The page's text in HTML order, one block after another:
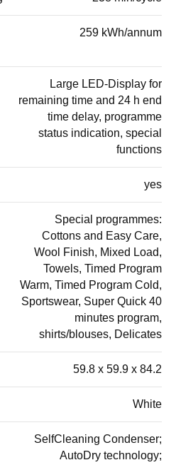
259 kWh/annum
Large LED-Display for
remaining time and 24 h end
time delay, programme
status indication, special
functions
yes
Special programmes:
Cottons and Easy Care,
Wool Finish, Mixed Load,
Towels, Timed Program
Warm, Timed Program Cold,
Sportswear, Super Quick 40
minutes program,
shirts/blouses, Delicates
59.8 x 59.9 x 84.2
White
SelfCleaning Condenser;
AutoDry technology;